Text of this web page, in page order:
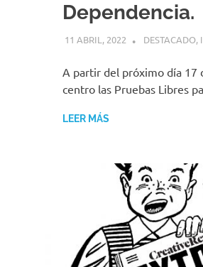
Dependencia.
11 ABRIL, 2022 MANUEL
DESTACADO,
A partir del próximo día 17
centro las Pruebas Libres
LEER MÁS